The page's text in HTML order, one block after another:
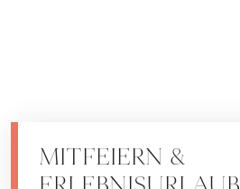
MITFEIERN &